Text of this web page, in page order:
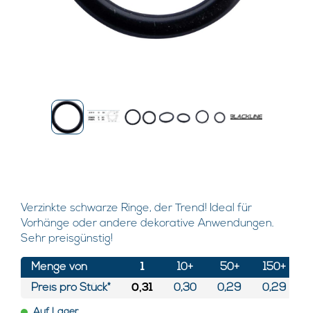
Verzinkte schwarze Ringe, der Trend! Ideal für
Vorhänge oder andere dekorative Anwendungen.
Sehr preisgünstig!
Menge von
Preis pro Stück*
1
0,31
10+
0,30
50+
0,29
150+
0,29